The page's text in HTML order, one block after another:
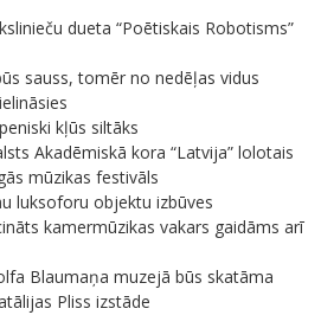
dueta “Poētiskais Robotisms”
sauss, tomēr no nedēļas vidus
kļūs siltāks
Akadēmiskā kora “Latvija” lolotais
mūzikas festivāls
luksoforu objektu izbūves
kamermūzikas vakars gaidāms arī
Blaumaņa muzejā būs skatāma
Pliss izstāde